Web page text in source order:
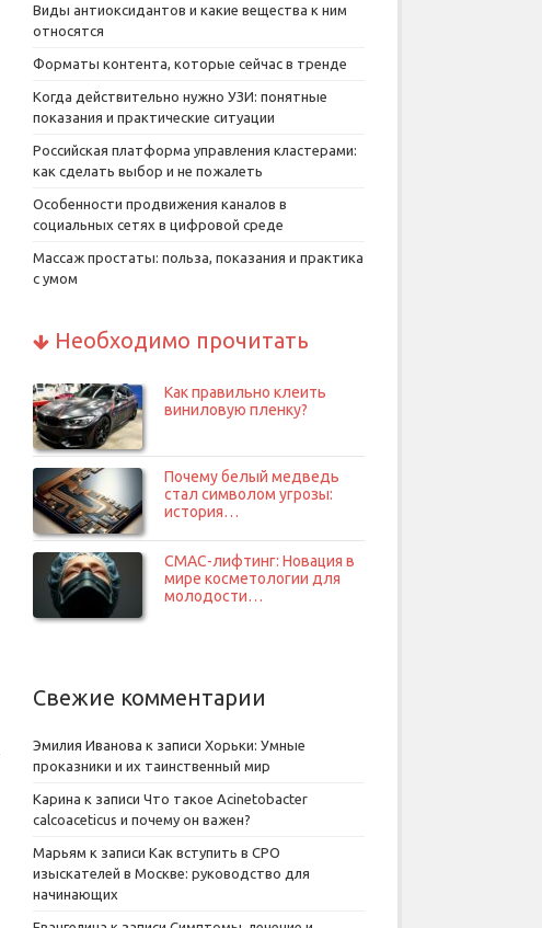
Виды антиоксидантов и какие вещества к ним
относятся
Форматы контента, которые сейчас в тренде
Когда действительно нужно УЗИ: понятные
показания и практические ситуации
Российская платформа управления кластерами:
как сделать выбор и не пожалеть
Особенности продвижения каналов в
социальных сетях в цифровой среде
Массаж простаты: польза, показания и практика
с умом
Необходимо прочитать
Как правильно клеить
виниловую пленку?
Почему белый медведь
стал символом угрозы:
история…
СМАС-лифтинг: Новация в
мире косметологии для
молодости…
Свежие комментарии
Эмилия Иванова к записи Хорьки: Умные
проказники и их таинственный мир
Карина к записи Что такое Acinetobacter
calcoaceticus и почему он важен?
Марьям к записи Как вступить в СРО
изыскателей в Москве: руководство для
начинающих